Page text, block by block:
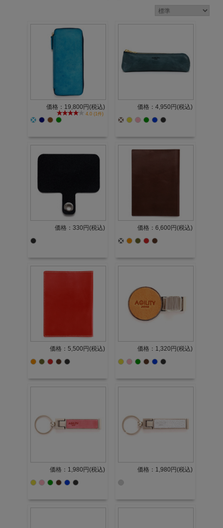
価格：19,800円(税込)
4.0 (1件)
価格：4,950円(税込)
価格：330円(税込) 価格：6,600円(税込)
価格：5,500円(税込) 価格：1,320円(税込)
価格：1,980円(税込) 価格：1,980円(税込)